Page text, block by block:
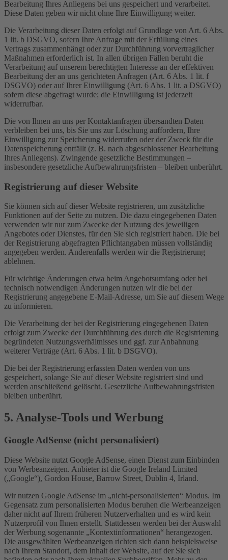
Bearbeitung Ihres Anliegens bei uns gespeichert und verarbeitet.
Diese Daten geben wir nicht ohne Ihre Einwilligung weiter.
Die Verarbeitung dieser Daten erfolgt auf Grundlage von Art. 6 Abs.
1 lit. b DSGVO, sofern Ihre Anfrage mit der Erfüllung eines
Vertrags zusammenhängt oder zur Durchführung vorvertraglicher
Maßnahmen erforderlich ist. In allen übrigen Fällen beruht die
Verarbeitung auf unserem berechtigten Interesse an der effektiven
Bearbeitung der an uns gerichteten Anfragen (Art. 6 Abs. 1 lit. f
DSGVO) oder auf Ihrer Einwilligung (Art. 6 Abs. 1 lit. a DSGVO)
sofern diese abgefragt wurde; die Einwilligung ist jederzeit
widerrufbar.
Die von Ihnen an uns per Kontaktanfragen übersandten Daten
verbleiben bei uns, bis Sie uns zur Löschung auffordern, Ihre
Einwilligung zur Speicherung widerrufen oder der Zweck für die
Datenspeicherung entfällt (z. B. nach abgeschlossener Bearbeitung
Ihres Anliegens). Zwingende gesetzliche Bestimmungen –
insbesondere gesetzliche Aufbewahrungsfristen – bleiben unberührt.
Registrierung auf dieser Website
Sie können sich auf dieser Website registrieren, um zusätzliche
Funktionen auf der Seite zu nutzen. Die dazu eingegebenen Daten
verwenden wir nur zum Zwecke der Nutzung des jeweiligen
Angebotes oder Dienstes, für den Sie sich registriert haben. Die bei
der Registrierung abgefragten Pflichtangaben müssen vollständig
angegeben werden. Anderenfalls werden wir die Registrierung
ablehnen.
Für wichtige Änderungen etwa beim Angebotsumfang oder bei
technisch notwendigen Änderungen nutzen wir die bei der
Registrierung angegebene E-Mail-Adresse, um Sie auf diesem Wege
zu informieren.
Die Verarbeitung der bei der Registrierung eingegebenen Daten
erfolgt zum Zwecke der Durchführung des durch die Registrierung
begründeten Nutzungsverhältnisses und ggf. zur Anbahnung
weiterer Verträge (Art. 6 Abs. 1 lit. b DSGVO).
Die bei der Registrierung erfassten Daten werden von uns
gespeichert, solange Sie auf dieser Website registriert sind und
werden anschließend gelöscht. Gesetzliche Aufbewahrungsfristen
bleiben unberührt.
5. Analyse-Tools und Werbung
Google AdSense (nicht personalisiert)
Diese Website nutzt Google AdSense, einen Dienst zum Einbinden
von Werbeanzeigen. Anbieter ist die Google Ireland Limited
(„Google“), Gordon House, Barrow Street, Dublin 4, Irland.
Wir nutzen Google AdSense im „nicht-personalisierten“ Modus. Im
Gegensatz zum personalisierten Modus beruhen die Werbeanzeigen
daher nicht auf Ihrem früheren Nutzerverhalten und es wird kein
Nutzerprofil von Ihnen erstellt. Stattdessen werden bei der Auswahl
der Werbung sogenannte „Kontextinformationen“ herangezogen.
Die ausgewählten Werbeanzeigen richten sich dann beispielsweise
nach Ihrem Standort, dem Inhalt der Website, auf der Sie sich